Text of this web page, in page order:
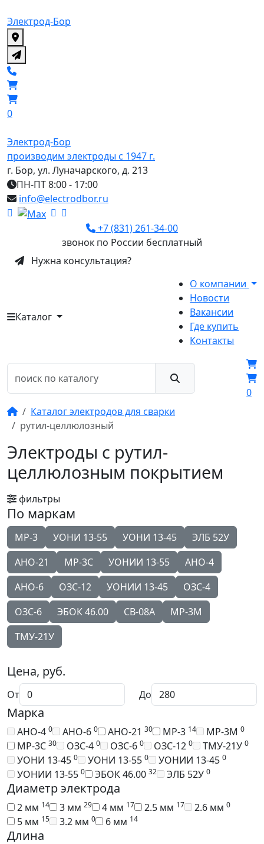
Электрод-Бор
0
Электрод-Бор
производим электроды с 1947 г.
г. Бор, ул. Луначарского, д. 213
ПН-ПТ 8:00 - 17:00
info@electrodbor.ru
+7 (831) 261-34-00
звонок по России бесплатный
Нужна консультация?
Каталог
О компании
Новости
Вакансии
Где купить
Контакты
0
Каталог электродов для сварки
рутил-целлюлозный
Электроды с рутил-
целлюлозным покрытием
фильтры
По маркам
МР-3 УОНИ 13-55 УОНИ 13-45
ЭЛБ 52У
АНО-21
МР-3С УОНИИ 13-55
АНО-4
АНО-6
ОЗС-12 УОНИИ 13-45
ОЗС-4
ОЗС-6
ЭБОК 46.00 СВ-08А
МР-3М
ТМУ-21У
Цена, руб.
От До
Марка
АНО-4 0 АНО-6 0 АНО-21 30 МР-3 14 МР-3М 0
МР-3С 30 ОЗС-4 0 ОЗС-6 0 ОЗС-12 0 ТМУ-21У 0
УОНИ 13-45 0 УОНИ 13-55 0 УОНИИ 13-45 0
УОНИИ 13-55 0 ЭБОК 46.00 32 ЭЛБ 52У 0
Диаметр электрода
2 мм 14 3 мм 29 4 мм 17 2.5 мм 17 2.6 мм 0
5 мм 15 3.2 мм 0 6 мм 14
Длина